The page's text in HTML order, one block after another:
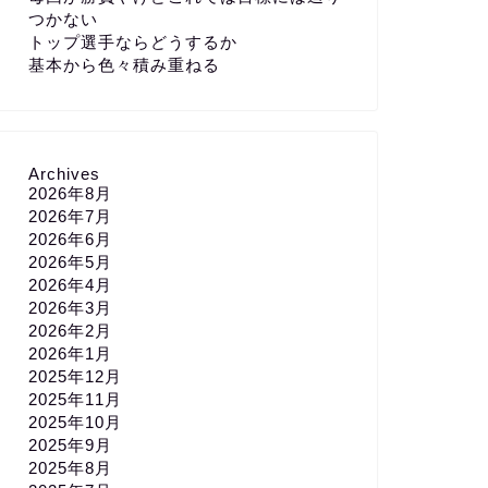
つかない
トップ選手ならどうするか
基本から色々積み重ねる
Archives
2026年8月
2026年7月
2026年6月
2026年5月
2026年4月
2026年3月
2026年2月
2026年1月
2025年12月
2025年11月
2025年10月
2025年9月
2025年8月